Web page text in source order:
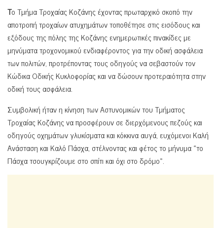
Το Τμήμα Τροχαίας Κοζάνης έχοντας πρωταρχικό σκοπό την
αποτροπή τροχαίων ατυχημάτων τοποθέτησε στις εισόδους και
εξόδους της πόλης της Κοζάνης ενημερωτικές πινακίδες με
μηνύματα τροχονομικού ενδιαφέροντος για την οδική ασφάλεια
των πολιτών, προτρέποντας τους οδηγούς να σεβαστούν τον
Κώδικα Οδικής Κυκλοφορίας και να δώσουν προτεραιότητα στην
οδική τους ασφάλεια.
Συμβολική ήταν η κίνηση των Αστυνομικών του Τμήματος
Τροχαίας Κοζάνης να προσφέρουν σε διερχόμενους πεζούς και
οδηγούς οχημάτων γλυκίσματα και κόκκινα αυγά, ευχόμενοι Καλή
Ανάσταση και Καλό Πάσχα, στέλνοντας και φέτος το μήνυμα «το
Πάσχα τσουγκρίζουμε στο σπίτι και όχι στο δρόμο».